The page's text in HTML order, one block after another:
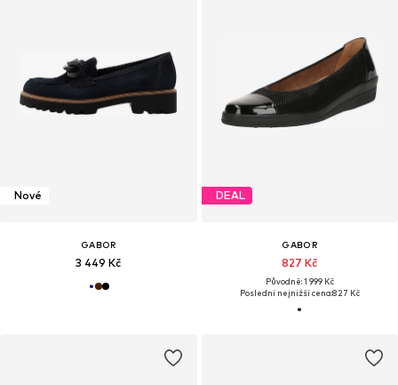
Nové
GABOR
3 449 Kč
DEAL
GABOR
827 Kč
Původně: 1 999 Kč
Poslední nejnižší cena:827 Kč